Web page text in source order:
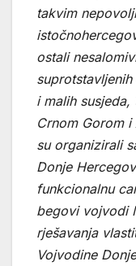
takvim
ostali
i malih
Crnom Gorom
su organizirali
Donje
funkcionalnu
begovi vojvodi
rješavanja
Vojvodine